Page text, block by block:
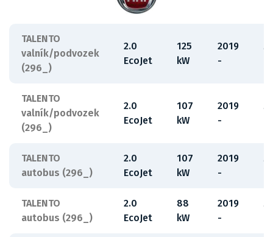
TALENTO
valník/podvozek
(296_)
2.0
EcoJet
125
kW
2019
-
TALENTO
valník/podvozek
(296_)
2.0
EcoJet
107
kW
2019
-
TALENTO
autobus (296_)
2.0
EcoJet
107
kW
2019
-
TALENTO
autobus (296_)
2.0
EcoJet
88
kW
2019
-